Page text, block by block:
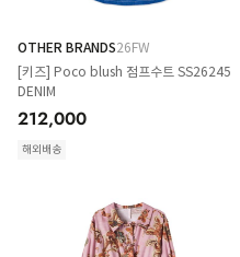
OTHER BRANDS26FW
[키즈] Poco blush 점프수트 SS26245
DENIM
212,000
해외배송